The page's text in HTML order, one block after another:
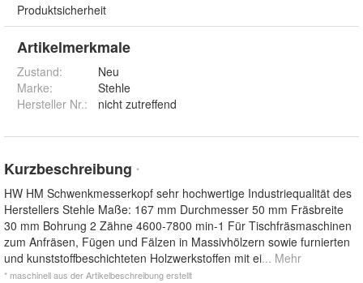
Produktsicherheit
Artikelmerkmale
Zustand:
Neu
Marke:
Stehle
Hersteller Nr.:
nicht zutreffend
Kurzbeschreibung *
HW HM Schwenkmesserkopf sehr hochwertige Industriequalität des
Herstellers Stehle Maße: 167 mm Durchmesser 50 mm Fräsbreite
30 mm Bohrung 2 Zähne 4600-7800 min-1 Für Tischfräsmaschinen
zum Anfräsen, Fügen und Fälzen in Massivhölzern sowie furnierten
und kunststoffbeschichteten Holzwerkstoffen mit ei... Mehr
* maschinell aus der Artikelbeschreibung erstellt